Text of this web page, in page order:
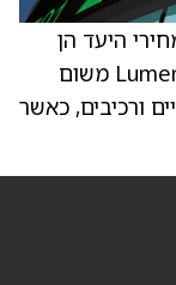
היעד הן
עבור Coherent והן עבור Lumentum (LITE) משום
ורכיבים, כאשר